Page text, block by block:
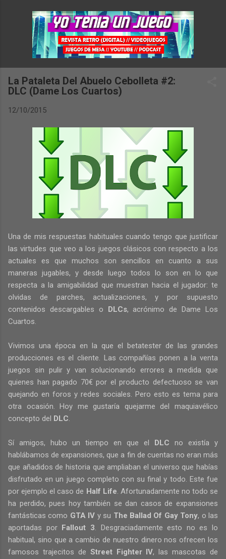
Ir al contenido principal
La Pataleta Del Abuelo Cebolleta #2:
DLC (Dame Los Cuartos)
12/10/2015
Una de mis respuestas habituales cuando tengo que justificar
las virtudes que veo a los juegos clásicos con respecto a los
actuales es que muchos son sencillos en cuanto a sus
maneras jugables, y desde luego todos lo son en lo que
respecta a la amigabilidad que muestran hacia el jugador: te
olvidas de parches, actualizaciones, y por supuesto
contenidos descargables o DLCs, acrónimo de Dame Los
Cuartos.
Vivimos una época en la que el betatester de las grandes
producciones es el cliente. Las compañías ponen a la venta
juegos sin pulir y van solucionando errores a medida que
quienes han pagado 70€ por el producto defectuoso se van
quejando en foros y redes sociales. Pero esto es tema para
otra ocasión. Hoy me gustaría quejarme del maquiavélico
concepto del DLC.
Sí amigos, hubo un tiempo en que el DLC no existía y
hablábamos de expansiones, que a fin de cuentas no eran más
que añadidos de historia que ampliaban el universo que habías
disfrutado en un juego completo con su final y todo. Este fue
por ejemplo el caso de Half Life. Afortunadamente no todo se
ha perdido, pues hoy también se dan casos de expansiones
fantásticas como GTA IV y su The Ballad Of Gay Tony, o las
aportadas por Fallout 3. Desgraciadamente esto no es lo
habitual, sino que a cambio de nuestro dinero nos ofrecen los
famosos trajecitos de Street Fighter IV, las mascotas de